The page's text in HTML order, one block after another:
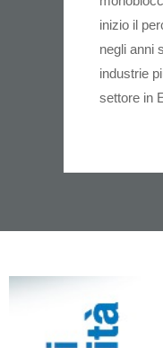
inizio il
negli anni
industrie
settore in